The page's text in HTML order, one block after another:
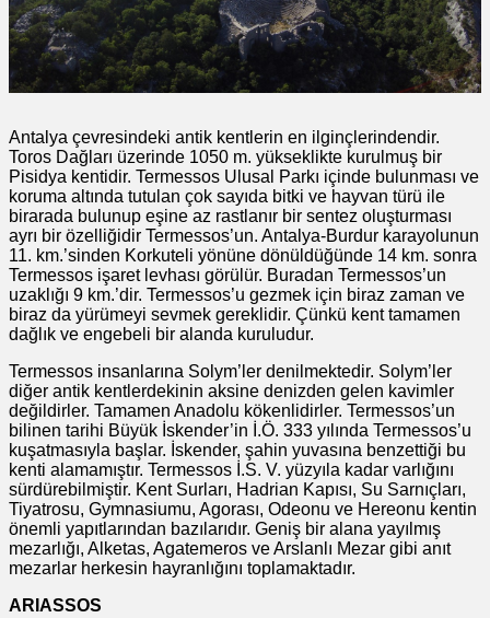
Antalya çevresindeki antik kentlerin en ilginçlerindendir.
Toros Dağları üzerinde 1050 m. yükseklikte kurulmuş bir
Pisidya kentidir. Termessos Ulusal Parkı içinde bulunması ve
koruma altında tutulan çok sayıda bitki ve hayvan türü ile
birarada bulunup eşine az rastlanır bir sentez oluşturması
ayrı bir özelliğidir Termessos’un. Antalya-Burdur karayolunun
11. km.’sinden Korkuteli yönüne dönüldüğünde 14 km. sonra
Termessos işaret levhası görülür. Buradan Termessos’un
uzaklığı 9 km.’dir. Termessos’u gezmek için biraz zaman ve
biraz da yürümeyi sevmek gereklidir. Çünkü kent tamamen
dağlık ve engebeli bir alanda kuruludur.
Termessos insanlarına Solym’ler denilmektedir. Solym’ler
diğer antik kentlerdekinin aksine denizden gelen kavimler
değildirler. Tamamen Anadolu kökenlidirler. Termessos’un
bilinen tarihi Büyük İskender’in İ.Ö. 333 yılında Termessos’u
kuşatmasıyla başlar. İskender, şahin yuvasına benzettiği bu
kenti alamamıştır. Termessos İ.S. V. yüzyıla kadar varlığını
sürdürebilmiştir. Kent Surları, Hadrian Kapısı, Su Sarnıçları,
Tiyatrosu, Gymnasiumu, Agorası, Odeonu ve Hereonu kentin
önemli yapıtlarından bazılarıdır. Geniş bir alana yayılmış
mezarlığı, Alketas, Agatemeros ve Arslanlı Mezar gibi anıt
mezarlar herkesin hayranlığını toplamaktadır.
ARIASSOS